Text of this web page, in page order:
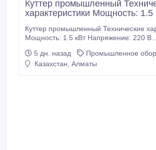
Куттер промышленный
характеристики Мощность: 1.5
Куттер промышленный Технические
Мощность: 1.5 кВт Напряжение: 220 В
Габариты: 780 х 710 х 940 мм Вес 90 кг
месяцев Китай 441 000 тенге Алматы Отправка по
5 дн. назад
Промышленное
Казахстан, Алматы